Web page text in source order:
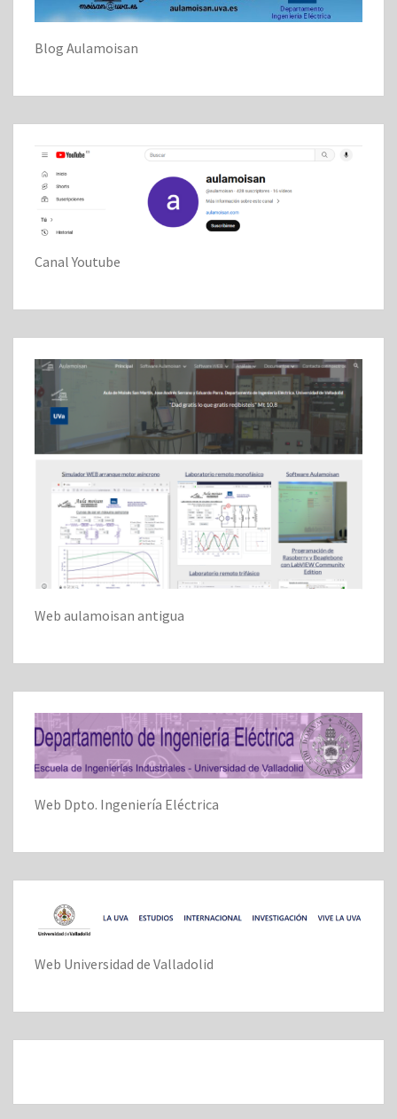
Blog Aulamoisan
Canal Youtube
Web aulamoisan antigua
Web Dpto. Ingeniería Eléctrica
Web Universidad de Valladolid